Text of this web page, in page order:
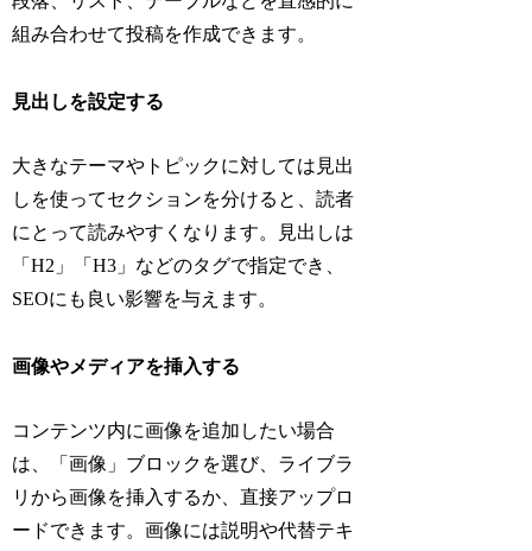
組み合わせて投稿を作成できます。
見出しを設定する
大きなテーマやトピックに対しては見出
しを使ってセクションを分けると、読者
にとって読みやすくなります。見出しは
「H2」「H3」などのタグで指定でき、
SEOにも良い影響を与えます。
画像やメディアを挿入する
コンテンツ内に画像を追加したい場合
は、「画像」ブロックを選び、ライブラ
リから画像を挿入するか、直接アップロ
ードできます。画像には説明や代替テキ